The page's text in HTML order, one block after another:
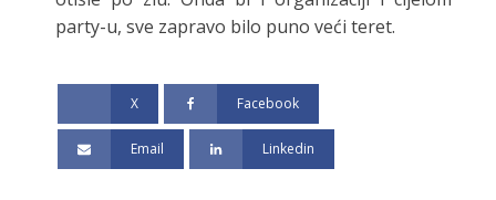
party-u, sve zapravo bilo puno veći teret.
X Facebook
Email Linkedin